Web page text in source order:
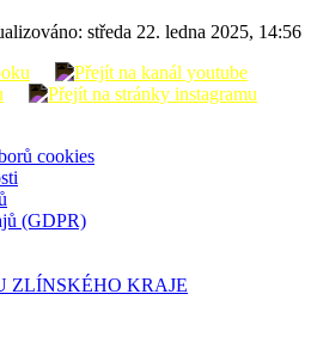
středa 22. ledna 2025, 14:56
cookies
(GDPR)
ZLÍNSKÉHO KRAJE